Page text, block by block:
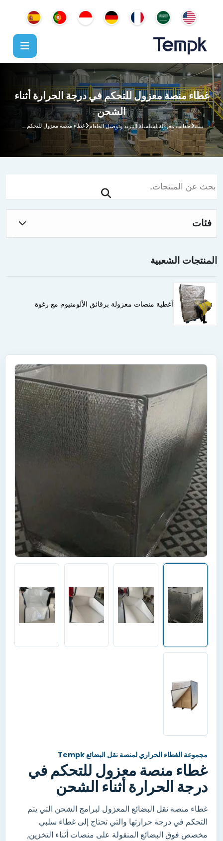
غطاء منصة معزول للتحكم في درجة الحرارة أثناء
الشحن
بيت حقائب معزولة لسلسلة التبريد وتوصيل الطعام غطاء منصة معزول للتحكم في درجة الحرارة أثناء الشحن
فئات
المنتجات الشعبية
أغطية منصات معزولة برقائق الألومنيوم مع رغوة
مجموعة الغطاء الحراري لمنصة نقل البضائع Tempk
غطاء منصة معزول للتحكم في
درجة الحرارة أثناء الشحن
غطاء منصة نقل البضائع المعزول لبرامج الشحن التي يتم
التحكم في درجة حرارتها والتي تحتاج إلى غطاء سلبي
مخصص فوق البضائع المنقولة على منصات أثناء التخزين,